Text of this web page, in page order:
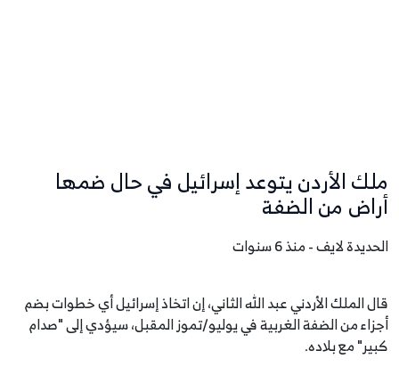
ملك الأردن يتوعد إسرائيل في حال ضمها
أراض من الضفة
الحديدة لايف - منذ 6 سنوات
قال الملك الأردني عبد الله الثاني، إن اتخاذ إسرائيل أي خطوات بضم
أجزاء من الضفة الغربية في يوليو/تموز المقبل، سيؤدي إلى "صدام
كبير" مع بلاده.